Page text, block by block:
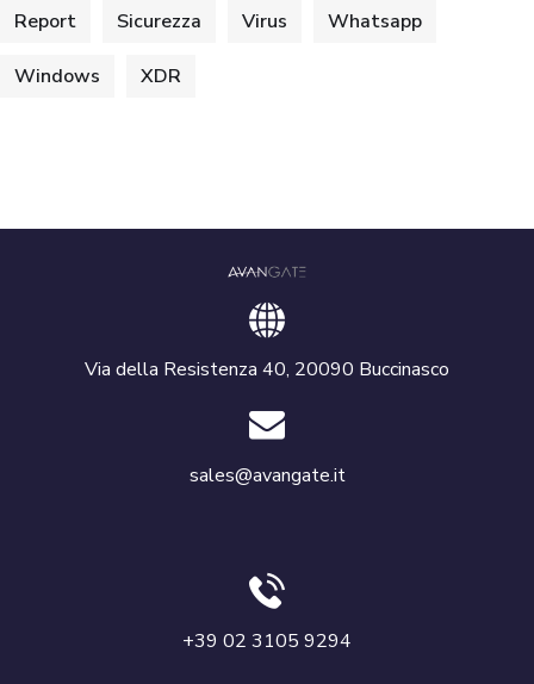
Report Sicurezza Virus Whatsapp
Windows XDR
Via della Resistenza 40, 20090 Buccinasco
sales@avangate.it
+39 02 3105 9294